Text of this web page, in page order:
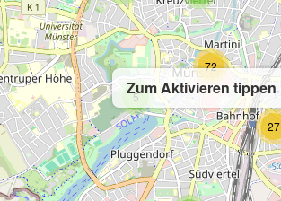
Zum Aktivieren tippen
27
5
72